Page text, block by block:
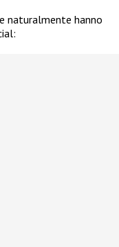
naturalmente hanno